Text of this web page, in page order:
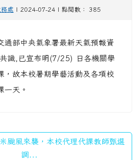
處 | 2024-07-24 | 點閱數： 385
通部中央氣象署最新天氣預報資
識,已宣布明(7/25) 日各機關學
，故本校暑期學藝活動及各項校
一天。
颱風來襲，本校代理代課教師甄選
調...